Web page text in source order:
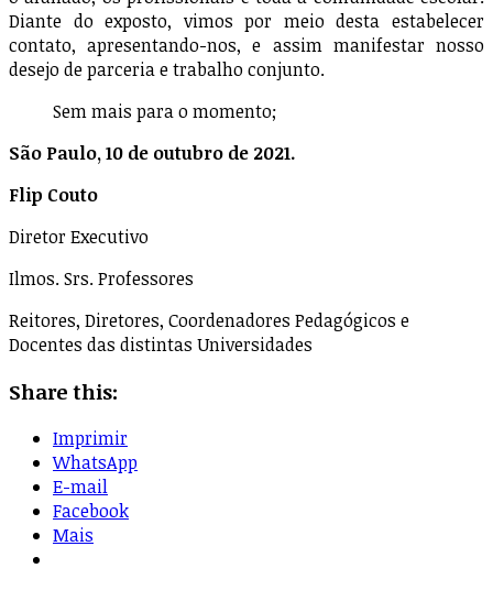
Diante do exposto, vimos por meio desta estabelecer
contato, apresentando-nos, e assim manifestar nosso
desejo de parceria e trabalho conjunto.
Sem mais para o momento;
São Paulo, 10 de outubro de 2021.
Flip Couto
Diretor Executivo
Ilmos. Srs. Professores
Reitores, Diretores, Coordenadores Pedagógicos e
Docentes das distintas Universidades
Share this:
Imprimir
WhatsApp
E-mail
Facebook
Mais